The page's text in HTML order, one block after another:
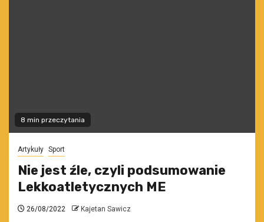
8 min przeczytania
Artykuły Sport
Nie jest źle, czyli podsumowanie
Lekkoatletycznych ME
26/08/2022 Kajetan Sawicz